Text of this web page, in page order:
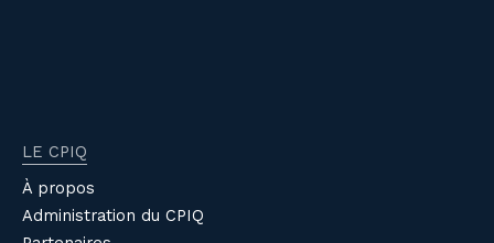
LE CPIQ
À propos
Administration du CPIQ